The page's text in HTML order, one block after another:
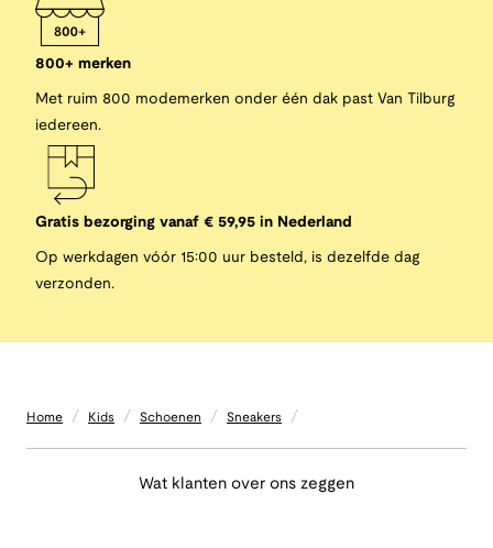
800+ merken
Met ruim 800 modemerken onder één dak past Van Tilburg
iedereen.
Gratis bezorging vanaf € 59,95 in Nederland
Op werkdagen vóór 15:00 uur besteld, is dezelfde dag
verzonden.
Home / Kids / Schoenen / Sneakers /
Wat klanten over ons zeggen